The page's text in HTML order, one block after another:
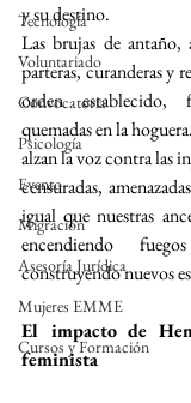
Tecnología
Voluntariado
Convocatoria
Psicología
Evento
Migración
Asesoría Jurídica
Mujeres EMME
Cursos y Formación
y su destino.
Las brujas de antaño,
parteras, curanderas y
orden establecido,
quemadas en la
alzan la voz contra las
censuradas,
igual que nuestras
encendiendo
construyendo nuevos
El impacto de
feminista